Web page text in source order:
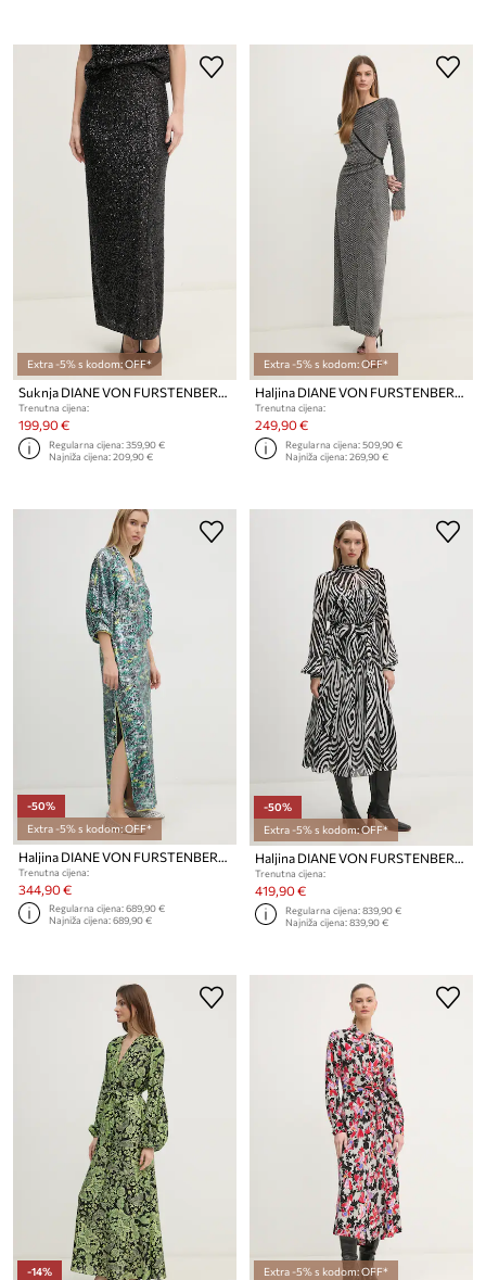
Extra -5% s kodom: OFF*
Suknja DIANE VON FURSTENBERG
Trenutna cijena:
199,90 €
Regularna cijena:359,90 €
Najniža cijena:209,90 €
Extra -5% s kodom: OFF*
Haljina DIANE VON FURSTENBERG
Trenutna cijena:
249,90 €
Regularna cijena:509,90 €
Najniža cijena:269,90 €
-50%
Extra -5% s kodom: OFF*
Trenutna cijena:
344,90 €
Regularna cijena:689,90 €
Najniža cijena:689,90 €
-50%
Extra -5% s kodom: OFF*
Haljina DIANE VON FURSTENBERG
Trenutna cijena:
419,90 €
Regularna cijena:839,90 €
Najniža cijena:839,90 €
-14% Extra -5% s kodom: OFF*